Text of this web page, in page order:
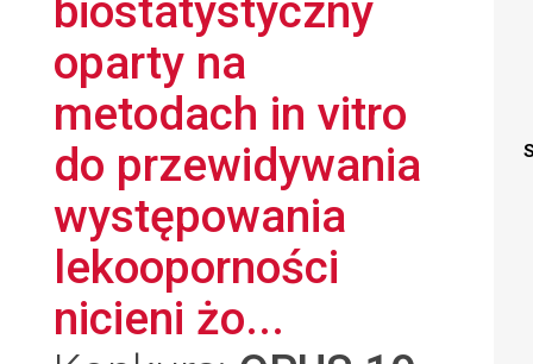
biostatystyczny
oparty na
metodach in vitro
do przewidywania
występowania
lekooporności
nicieni żo...